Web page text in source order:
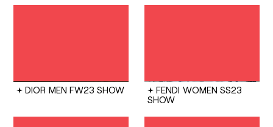
DIOR MEN FW23 SHOW FENDI WOMEN SS23
SHOW